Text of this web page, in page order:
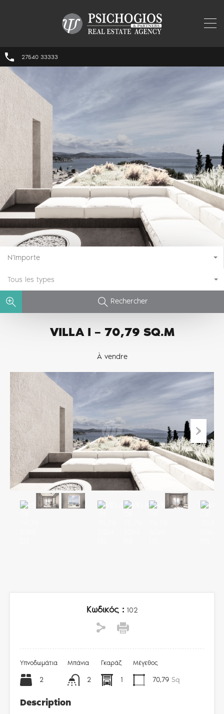
27540 33333
N'importe
Tous les types
Rechercher
VILLA I – 70,79 SQ.M
À vendre
Κωδικός :102
Υπνοδωμάτια
2
Μπάνια
2
Γκαράζ
1
Μέγεθος
70,79 Sq
Description